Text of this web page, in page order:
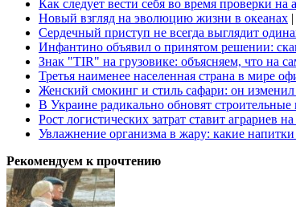
Как следует вести себя во время проверки на
Новый взгляд на эволюцию жизни в океанах
Сердечный приступ не всегда выглядит
Инфантино объявил о принятом решении:
Знак "TIR" на грузовике: объясняем, что на
Третья наименее населенная страна в мире
Женский смокинг и стиль сафари: он
В Украине радикально обновят
Рост логистических затрат ставит аграриев
Увлажнение организма в жару: какие напитки
Рекомендуем к прочтению